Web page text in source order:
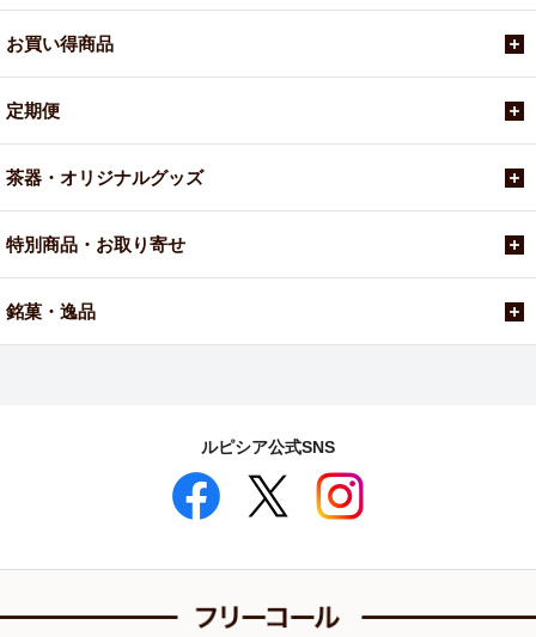
お買い得商品
定期便
茶器・オリジナルグッズ
特別商品・お取り寄せ
銘菓・逸品
ルピシア公式SNS